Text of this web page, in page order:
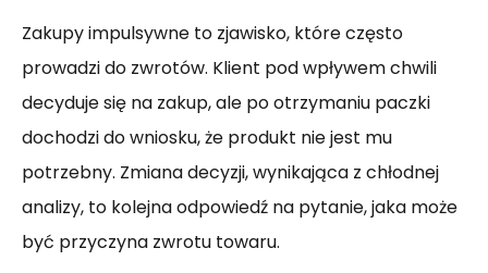
Zakupy impulsywne to zjawisko, które często
prowadzi do zwrotów. Klient pod wpływem chwili
decyduje się na zakup, ale po otrzymaniu paczki
dochodzi do wniosku, że produkt nie jest mu
potrzebny. Zmiana decyzji, wynikająca z chłodnej
analizy, to kolejna odpowiedź na pytanie, jaka może
być przyczyna zwrotu towaru.